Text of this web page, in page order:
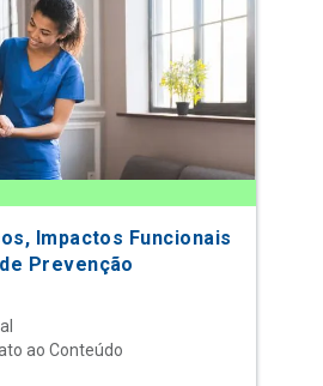
Impactos Funcionais
Prevenção
ao Conteúdo